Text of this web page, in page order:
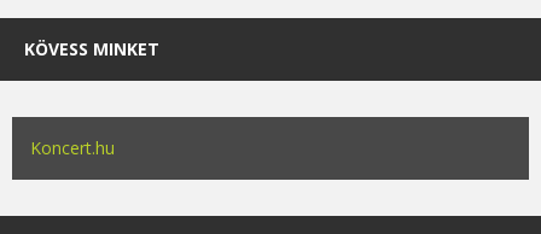
KÖVESS MINKET
Koncert.hu